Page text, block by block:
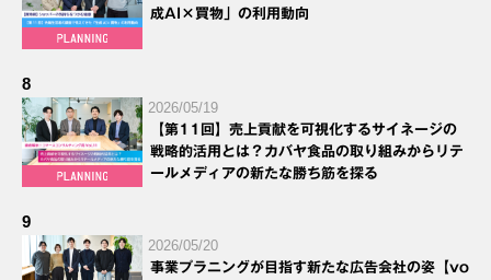
成AI×買物」の利用動向
8
2026/05/19
【第11回】売上貢献を可視化するサイネージの
戦略的活用とは？カバヤ食品の取り組みからリテ
ールメディアの新たな勝ち筋を探る
9
2026/05/20
事業プラニングが目指す新たな広告会社の姿【vo